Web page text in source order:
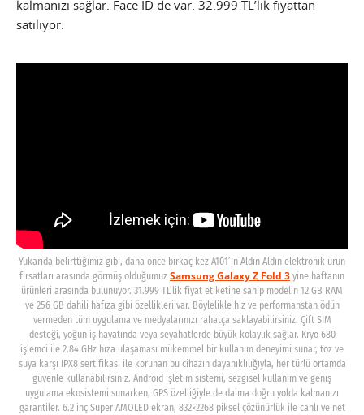
kalmanızı sağlar. Face ID de var. 32.999 TL’lik fiyattan
satılıyor.
Yukarıda belirttiğimiz gibi, daha önce birkaç kez A101’in Aldın Aldın elektronik ürün
fırsatları arasında görmüş olduğumuz Samsung Galaxy Z Fold 3 yine haftanın
ürünleri arasında bulunuyor. 31.999 TL’lik fiyat etiketine sahip modelin 12 GB RAM
ve 256 GB dahili hafıza gibi özellikleri var. Böylelikle hız ve performanstan ödün
vermeden tüm uygulama ve medyalarınızı rahatça saklayabilirsiniz. Çift SIM
desteği, yoğun iş hayatında veya seyahatlerde büyük kolaylık sağlar. Kryo 680
işlemci ile 2.84 GHz hıza ulaşaması mükemmel bir kullanım deneyimi sunar, toz ve
suya karşı IPX8 sertifikası ile korunan bu cihazın dayanıklılığıyla, her türlü ortamda
güvenle kullanabilirsiniz. Android işletim sistemi, sezgisel kullanım ve geniş
uygulama ekosistemi sunarken, GPS özelliğiyle de daima doğru yolda kalmanızı
garantiler. 6.2 inç Super AMOLED ekran, 832×2268 piksel çözünürlük ile canlı ve net